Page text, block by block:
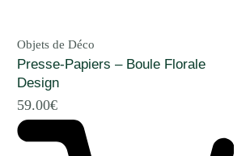
Objets de Déco
Presse-Papiers – Boule Florale
Design
59.00€